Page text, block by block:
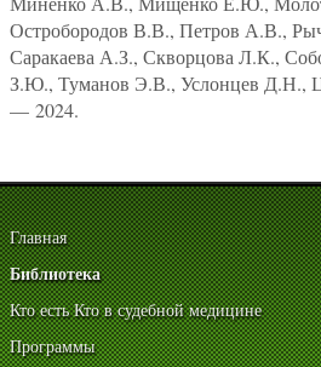
Остробородов В.В., Петров А.В.,
Саракаева А.З., Скворцова Л.К.,
З.Ю., Туманов Э.В., Услонцев Д.Н.,
— 2024.
Главная
Библиотека
Кто есть Кто в судебной медицине
Программы